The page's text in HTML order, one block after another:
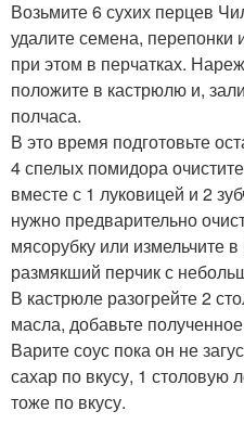
Возьмите 6 сухих перцев
удалите семена,
при этом в перчатках.
положите в кастрюлю и,
полчаса.
В это время подготовьте
4 спелых помидора
вместе с 1 луковицей и 2
нужно предварительно
мясорубку или измельчите
размякший перчик с
В кастрюле разогрейте 2
масла, добавьте
Варите соус пока он не
сахар по вкусу, 1 столовую
тоже по вкусу.